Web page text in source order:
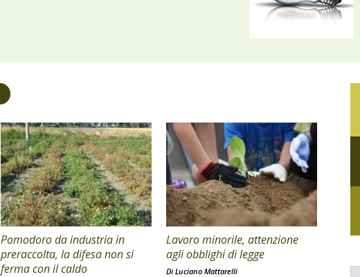
Pomodoro da industria in
preraccolta, la difesa non si
ferma con il caldo
Lavoro minorile, attenzione
agli obblighi di legge
Di Luciano Mattarelli